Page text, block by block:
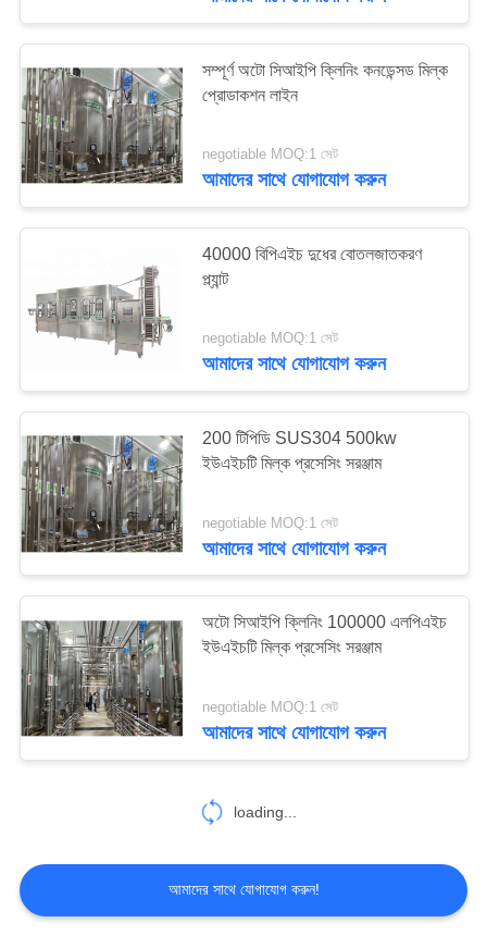
যোগাযোগ
করুন
উদ্ধৃতির
জন্য
আবেদন
সাইট
PRIVACY
POLICY
সম্পূর্ণ অটো সিআইপি ক্লিনিং কনডেন্সড মিল্ক
প্রোডাকশন লাইন
negotiable MOQ:1 সেট
আমাদের সাথে যোগাযোগ করুন
40000 বিপিএইচ দুধের বোতলজাতকরণ
প্ল্যান্ট
negotiable MOQ:1 সেট
আমাদের সাথে যোগাযোগ করুন
200 টিপিডি SUS304 500kw
ইউএইচটি মিল্ক প্রসেসিং সরঞ্জাম
negotiable MOQ:1 সেট
আমাদের সাথে যোগাযোগ করুন
অটো সিআইপি ক্লিনিং 100000 এলপিএইচ
ইউএইচটি মিল্ক প্রসেসিং সরঞ্জাম
negotiable MOQ:1 সেট
আমাদের সাথে যোগাযোগ করুন
loading...
আমাদের সাথে যোগাযোগ করুন!